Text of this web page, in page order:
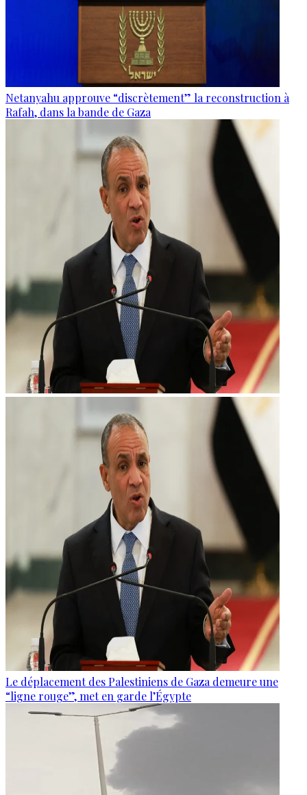
Netanyahu approuve “discrètement” la reconstruction à
Rafah, dans la bande de Gaza
Le déplacement des Palestiniens de Gaza demeure une
“ligne rouge”, met en garde l’Égypte